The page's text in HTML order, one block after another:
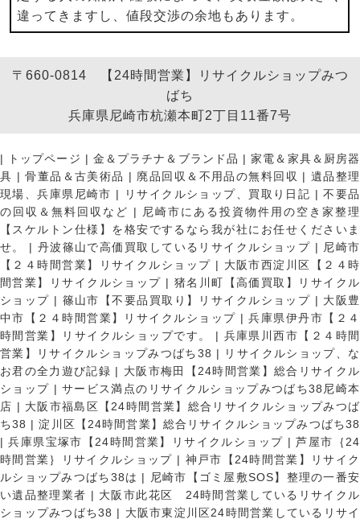
違ってきますし、値段交渉の余地もあります。
〒660-0814 【24時間営業】リサイクルショップみつ
ばち
兵庫県尼崎市杭瀬本町2丁目11番7号
| トップページ | 金＆プラチナ＆ブランド品 |家電＆家具＆厨房器
具 |骨董品＆古美術品 | 廃品回収＆不用品の無料回収 | 遺品整理
現場、兵庫県尼崎市 | リサイクルショップ、買取り日記 |不要品
の回収＆無料回収など |
尼崎市にある投資物件用の空き家整理
【スケルトン仕様】を格安でするなら我が社にお任せくださいま
せ。
| 丹波篠山で高価買取しているリサイクルショップ | 尼崎市
【２４時間営業】リサイクルショップ | 大阪市西淀川区【２４時
間営業】リサイクルショップ | 猪名川町【高価買取】リサイクル
ショップ | 篠山市【不要品買取り】リサイクルショップ | 大阪豊
中市【２４時間営業】リサイクルショップ |兵庫県伊丹市【２４
時間営業】リサイクルショップです。
| 兵庫県川西市【２４時間
営業】リサイクルショップみつばち38 |
リサイクルショップ、な
お君の全力遊び記録 | 大阪市梅田【24時間営業】総合リサイクル
ショップ |サービス満点のリサイクルショップみつばち38尼崎本
店 | 大阪市福島区【24時間営業】総合リサイクルショップみつば
ち38 |淀川区【24時間営業】総合リサイクルショップみつばち38
|兵庫県宝塚市【24時間営業】リサイクルショップ |芦屋市｛24
時間営業｝リサイクルショップ | 神戸市【24時間営業】リサイク
ルショップみつばち38は |
尼崎市【ゴミ屋敷SOS】整理の一番安
い遺品整理業者 | 大阪市此花区 24時間営業しているリサイクル
ショップみつばち38 | 大阪市東淀川区24時間営業しているリサイ